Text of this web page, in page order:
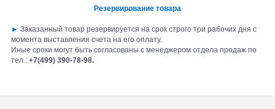
Резервирование товара
► Заказанный товар резервируется на срок строго три рабочих дня с
момента выставления счета на его оплату.
Иные сроки могут быть согласованы с менеджером отдела продаж по
тел.: +7(499) 390-78-98.